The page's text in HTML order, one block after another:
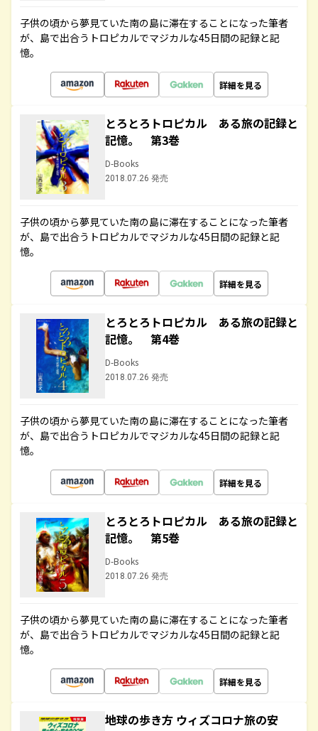
子供の頃から夢見ていた南の島に滞在することになった筆者
が、島で出合うトロピカルでマジカルな45日間の記録と記
憶。
詳細を見る
とろとろトロピカル ある旅の記録と
記憶。 第3巻
D-Books
2018.07.26 発売
子供の頃から夢見ていた南の島に滞在することになった筆者
が、島で出合うトロピカルでマジカルな45日間の記録と記
憶。
詳細を見る
とろとろトロピカル ある旅の記録と
記憶。 第4巻
D-Books
2018.07.26 発売
子供の頃から夢見ていた南の島に滞在することになった筆者
が、島で出合うトロピカルでマジカルな45日間の記録と記
憶。
詳細を見る
とろとろトロピカル ある旅の記録と
記憶。 第5巻
D-Books
2018.07.26 発売
子供の頃から夢見ていた南の島に滞在することになった筆者
が、島で出合うトロピカルでマジカルな45日間の記録と記
憶。
詳細を見る
地球の歩き方 ウィズコロナ旅の安